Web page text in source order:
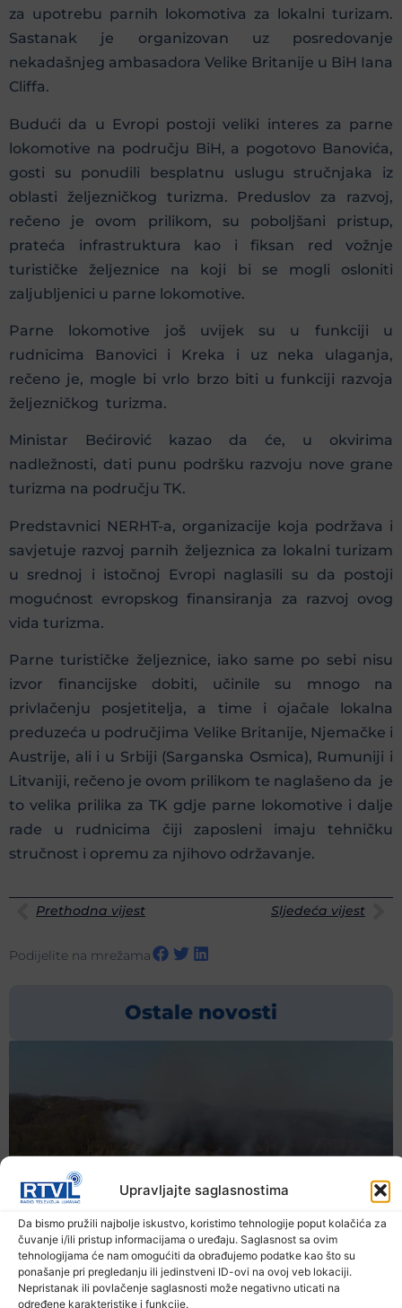
Upravljajte saglasnostima
Da bismo pružili najbolje iskustvo, koristimo tehnologije poput kolačića za
čuvanje i/ili pristup informacijama o uređaju. Saglasnost sa ovim
tehnologijama će nam omogućiti da obrađujemo podatke kao što su
ponašanje pri pregledanju ili jedinstveni ID-ovi na ovoj veb lokaciji.
Nepristanak ili povlačenje saglasnosti može negativno uticati na
određene karakteristike i funkcije.
za upotrebu parnih lokomotiva za lokalni turizam.
Sastanak je organizovan uz posredovanje
nekadašnjeg ambasadora Velike Britanije u BiH Iana
Cliffa.
Budući da u Evropi postoji veliki interes za parne
lokomotive na području BiH, a pogotovo Banovića,
gosti su ponudili besplatnu uslugu stručnjaka iz
oblasti željezničkog turizma. Preduslov za razvoj,
rečeno je ovom prilikom, su poboljšani pristup,
prateća infrastruktura kao i fiksan red vožnje
turističke željeznice na koji bi se mogli osloniti
zaljubljenici u parne lokomotive.
Parne lokomotive još uvijek su u funkciji u
rudnicima Banovici i Kreka i uz neka ulaganja,
rečeno je, mogle bi vrlo brzo biti u funkciji razvoja
željezničkog turizma.
Ministar Bećirović kazao da će, u okvirima
nadležnosti, dati punu podršku razvoju nove grane
turizma na području TK.
Predstavnici NERHT-a, organizacije koja podržava i
savjetuje razvoj parnih željeznica za lokalni turizam
u srednoj i istočnoj Evropi naglasili su da postoji
mogućnost evropskog finansiranja za razvoj ovog
vida turizma.
Parne turističke željeznice, iako same po sebi nisu
izvor financijske dobiti, učinile su mnogo na
privlačenju posjetitelja, a time i ojačale lokalna
preduzeća u područjima Velike Britanije, Njemačke i
Austrije, ali i u Srbiji (Sarganska Osmica), Rumuniji i
Litvaniji, rečeno je ovom prilikom te naglašeno da je
to velika prilika za TK gdje parne lokomotive i dalje
rade u rudnicima čiji zaposleni imaju tehničku
stručnost i opremu za njihovo održavanje.
Prethodna vijest Sljedeća vijest
Podijelite na mrežama
Ostale novosti